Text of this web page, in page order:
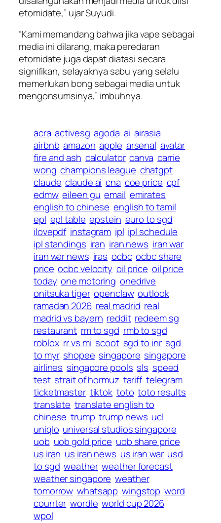
etomidate,” ujar Suyudi.
“Kami memandang bahwa jika vape sebagai
media ini dilarang, maka peredaran
etomidate juga dapat diatasi secara
signifikan, selayaknya sabu yang selalu
memerlukan bong sebagai media untuk
mengonsumsinya,” imbuhnya.
acra activesg agoda ai airasia
airbnb amazon apple arsenal avatar
fire and ash calculator canva carrie
wong champions league chatgpt
claude claude ai cna coe price cpf
edmw eileen gu email emirates
english to chinese english to tamil
epl epl table epstein euro to sgd
ilovepdf instagram ipl ipl schedule
ipl standings iran iran news iran war
iran war news iras ocbc ocbc share
price ocbc velocity oil price oil price
today one motoring onedrive
onitsuka tiger openclaw outlook
ramadan 2026 real madrid real
madrid vs bayern reddit redeem sg
restaurant rm to sgd rmb to sgd
roblox rr vs mi scoot sgd to inr sgd
to myr shopee singapore singapore
airlines singapore pools sls speed
test strait of hormuz tariff telegram
ticketmaster tiktok toto toto results
translate translate english to
chinese trump trump news ucl
uniqlo universal studios singapore
uob uob gold price uob share price
us iran us iran news us iran war usd
to sgd weather weather forecast
weather singapore weather
tomorrow whatsapp wingstop word
counter wordle world cup 2026
wpol